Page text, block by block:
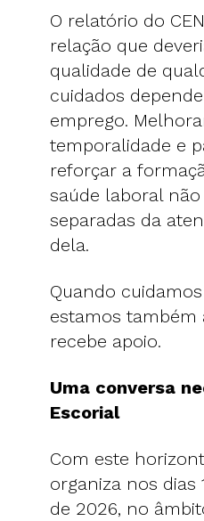
O relatório do
relação que
qualidade de
cuidados
emprego.
temporalidade e
reforçar a
saúde laboral
separadas da
dela.
Quando
estamos também
recebe apoio.
Uma conversa
Escorial
Com este
organiza nos dias
de 2026, no